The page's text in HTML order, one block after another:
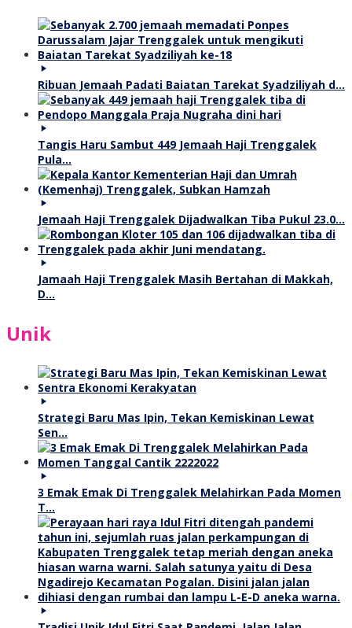
Ribuan Jemaah Padati Baiatan Tarekat Syadziliyah d…
Tangis Haru Sambut 449 Jemaah Haji Trenggalek
Pula…
Jemaah Haji Trenggalek Dijadwalkan Tiba Pukul 23.0…
Jamaah Haji Trenggalek Masih Bertahan di Makkah,
D…
Unik
Strategi Baru Mas Ipin, Tekan Kemiskinan Lewat
Sen…
3 Emak Emak Di Trenggalek Melahirkan Pada Momen
T…